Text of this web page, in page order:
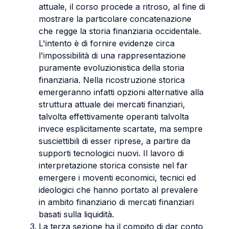
attuale, il corso procede a ritroso, al fine di
mostrare la particolare concatenazione
che regge la storia finanziaria occidentale.
L'intento è di fornire evidenze circa
l'impossibilità di una rappresentazione
puramente evoluzionistica della storia
finanziaria. Nella ricostruzione storica
emergeranno infatti opzioni alternative alla
struttura attuale dei mercati finanziari,
talvolta effettivamente operanti talvolta
invece esplicitamente scartate, ma sempre
susciettibili di esser riprese, a partire da
supporti tecnologici nuovi. Il lavoro di
interpretazione storica consiste nel far
emergere i moventi economici, tecnici ed
ideologici che hanno portato al prevalere
in ambito finanziario di mercati finanziari
basati sulla liquidità.
La terza sezione ha il compito di dar conto